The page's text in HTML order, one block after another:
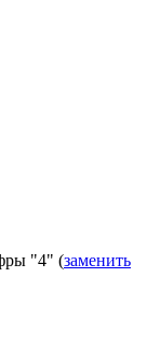
"4" (заменить